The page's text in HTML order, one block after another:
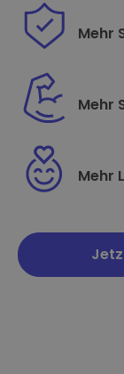
Mehr
Mehr
Mehr